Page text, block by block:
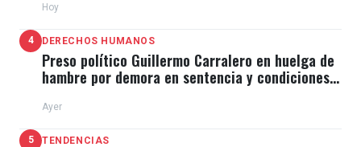
Hoy
4 DERECHOS HUMANOS
Preso político Guillermo Carralero en huelga de
hambre por demora en sentencia y condiciones
Ayer
5 TENDENCIAS